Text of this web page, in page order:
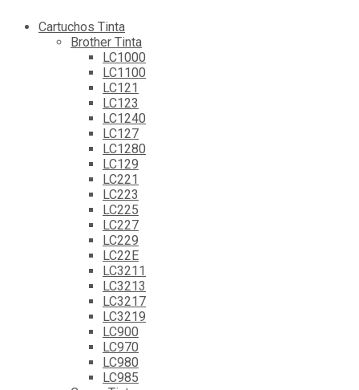
Cartuchos Tinta
Brother Tinta
LC1000
LC1100
LC121
LC123
LC1240
LC127
LC1280
LC129
LC221
LC223
LC225
LC227
LC229
LC22E
LC3211
LC3213
LC3217
LC3219
LC900
LC970
LC980
LC985